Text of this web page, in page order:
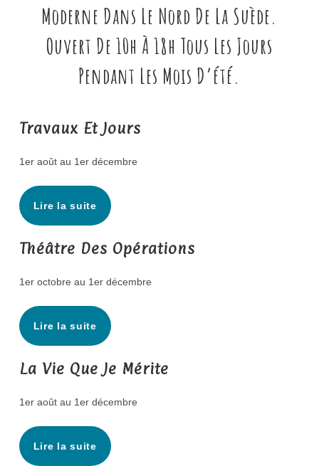
Moderne Dans Le Nord De La Suède.
Ouvert De 10h À 18h Tous Les Jours
Pendant Les Mois D’été.
Travaux Et Jours
1er août au 1er décembre
Lire la suite
Théâtre Des Opérations
1er octobre au 1er décembre
Lire la suite
La Vie Que Je Mérite
1er août au 1er décembre
Lire la suite